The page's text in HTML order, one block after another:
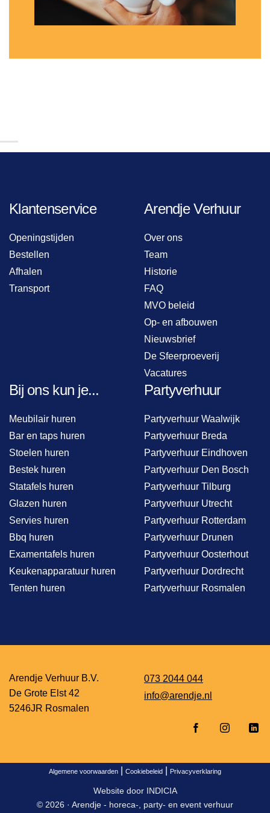
Klantenservice
Openingstijden
Bestellen
Afhalen
Transport
Arendje Verhuur
Over ons
Team
Historie
FAQ
MVO beleid
Op- en afbouwen
Nieuwsbrief
De Sfeerproeverij
Vacatures
Bij ons kun je...
Meubilair huren
Bar en taps huren
Stoelen huren
Bestek huren
Statafels huren
Glazen huren
Servies huren
Bbq huren
Examentafels huren
Keukenapparatuur huren
Tenten huren
Partyverhuur
Partyverhuur Waalwijk
Partyverhuur Breda
Partyverhuur Eindhoven
Partyverhuur Den Bosch
Partyverhuur Tilburg
Partyverhuur Utrecht
Partyverhuur Rotterdam
Partyverhuur Drunen
Partyverhuur Oosterhout
Partyverhuur Dordrecht
Partyverhuur Rosmalen
Arendje Verhuur B.V.
De Grote Elst 42
5246JR Rosmalen
073 2044 044
info@arendje.nl
Algemene voorwaarden Cookiebeleid Privacyverklaring
Website door INDICIA
© 2026 · Arendje - horeca-, party- en event verhuur